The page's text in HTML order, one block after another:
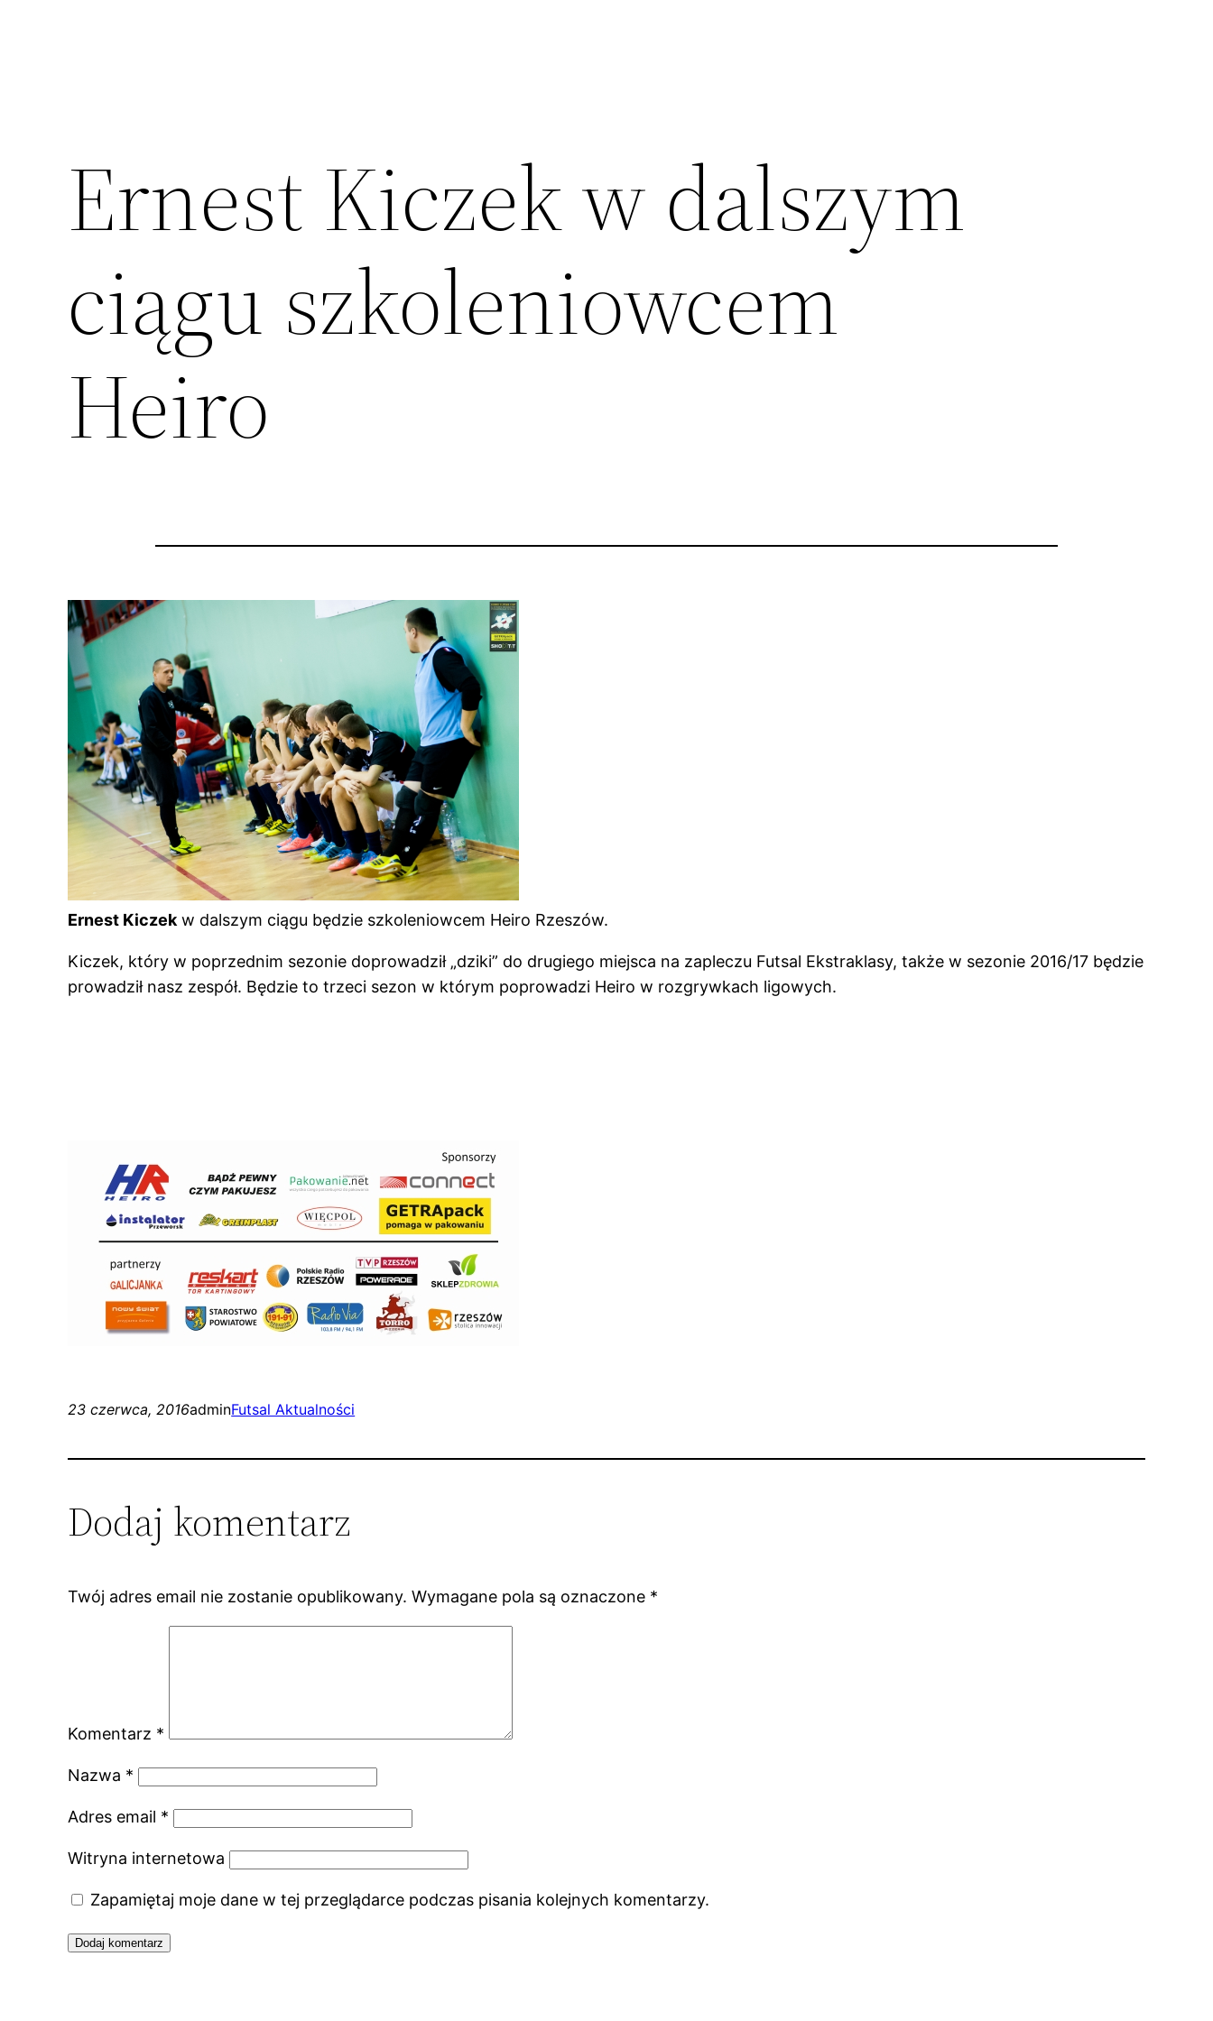
Ernest Kiczek w dalszym
ciągu szkoleniowcem
Heiro
Ernest Kiczek w dalszym ciągu będzie szkoleniowcem Heiro Rzeszów.
Kiczek, który w poprzednim sezonie doprowadził „dziki” do drugiego miejsca na zapleczu Futsal Ekstraklasy, także w sezonie 2016/17 będzie
prowadził nasz zespół. Będzie to trzeci sezon w którym poprowadzi Heiro w rozgrywkach ligowych.
23 czerwca, 2016adminFutsal Aktualności
Dodaj komentarz
Twój adres email nie zostanie opublikowany. Wymagane pola są oznaczone *
Komentarz *
Nazwa *
Adres email *
Witryna internetowa
Zapamiętaj moje dane w tej przeglądarce podczas pisania kolejnych komentarzy.